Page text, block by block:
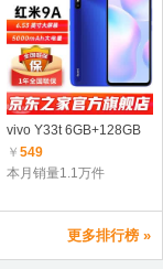
vivo Y33t 6GB+128GB
￥549
本月销量1.1万件
更多排行榜 »